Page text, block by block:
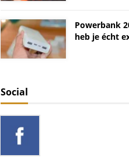
Powerbank
heb je écht
Social